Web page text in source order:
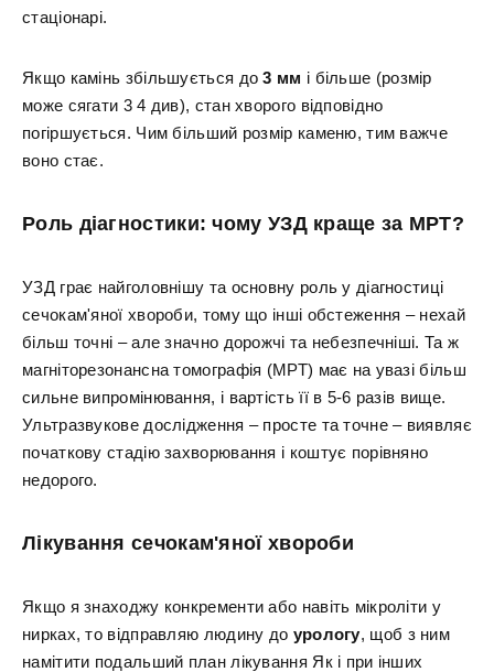
стаціонарі.
Якщо камінь збільшується до3 мм і більше (розмір
може сягати 3 4 див), стан хворого відповідно
погіршується. Чим більший розмір каменю, тим важче
воно стає.
Роль діагностики: чому УЗД краще за МРТ?
УЗД грає найголовнішу та основну роль у діагностиці
сечокам'яної хвороби, тому що інші обстеження – нехай
більш точні – але значно дорожчі та небезпечніші. Та ж
магніторезонансна томографія (МРТ) має на увазі більш
сильне випромінювання, і вартість її в 5-6 разів вище.
Ультразвукове дослідження – просте та точне – виявляє
початкову стадію захворювання і коштує порівняно
недорого.
Лікування сечокам'яної хвороби
Якщо я знаходжу конкременти або навіть мікроліти у
нирках, то відправляю людину до урологу, щоб з ним
намітити подальший план лікування Як і при інших